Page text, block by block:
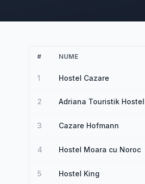
# NUME
1 Hostel Cazare
2 Adriana Touristik
3 Cazare Hofmann
4 Hostel Moara cu Noroc
5 Hostel King